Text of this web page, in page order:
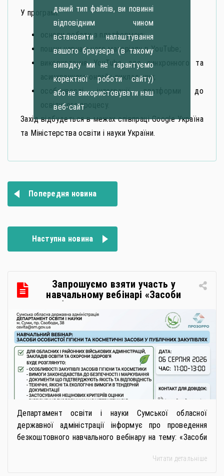
У програмі:
основи роботи з платформою;
пошук навчального матеріалу в YouTube;
використання YouTube для синхронного та
асинхронного онлайн-викладання;
особливості інтеграції платформи до
освітнього процесу.
Захід відбудеться в межах співпраці Google Україна
та Міністерства освіти і науки України.
Навігація
записів
Попередня новина
Наступна новина
Запрошуємо взяти участь у
навчальному вебінарі «Засоби
особистої гігієни та косметичні
засоби у публічних закупівлях: як
сформувати вимоги та обрати
безпечну і якісну продукцію»
Департамент освіти і науки Сумської обласної
державної адміністрації інформує про проведення
безкоштовного навчального вебінару на тему: «Засоби
закупівлях: як сформувати вимоги та обрати безпечну і
Читати детальніше
даний тип файлів, ви повинні
відповідним чином
встановити налаштування
вашого браузера (в такому
випадку ми не гарантуємо
коректної роботи сайту)
або не використовувати наш
веб-сайт